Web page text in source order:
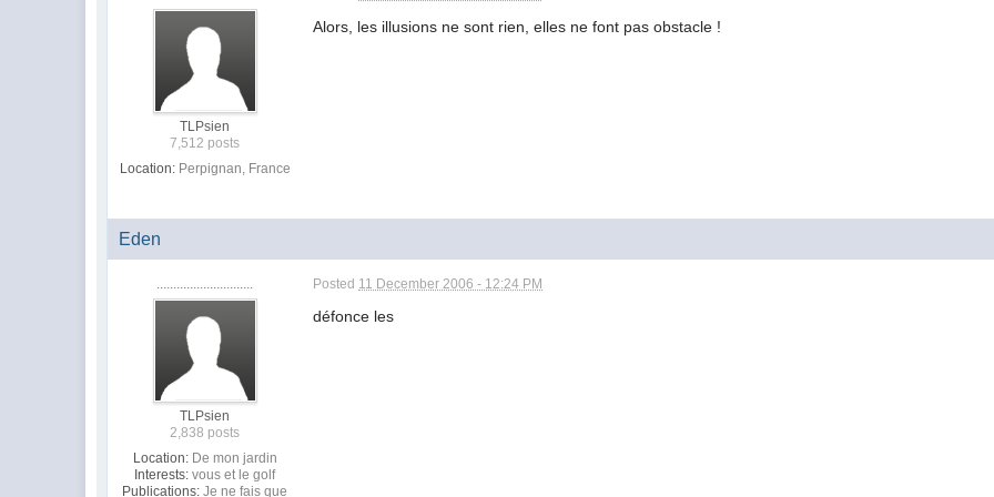
TLPsien
7,512 posts
Location: Perpignan, France
Alors, les illusions ne sont rien, elles ne font pas obstacle !
Eden
.............................
TLPsien
2,838 posts
Location: De mon jardin
Interests: vous et le golf
Publications: Je ne fais que
Posted 11 December 2006 - 12:24 PM
défonce les